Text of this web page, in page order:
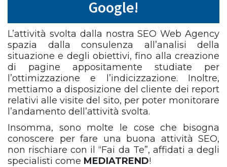
Google!
L’attività svolta dalla nostra SEO Web Agency
spazia dalla consulenza all’analisi della
situazione e degli obiettivi, fino alla creazione
di pagine appositamente studiate per
l’ottimizzazione e l’indicizzazione. Inoltre,
mettiamo a disposizione del cliente dei report
relativi alle visite del sito, per poter monitorare
l’andamento dell’attività svolta.
Insomma, sono molte le cose che bisogna
conoscere per fare una buona attività SEO,
non rischiare con il “Fai da Te”, affidati a degli
specialisti come MEDIATREND!